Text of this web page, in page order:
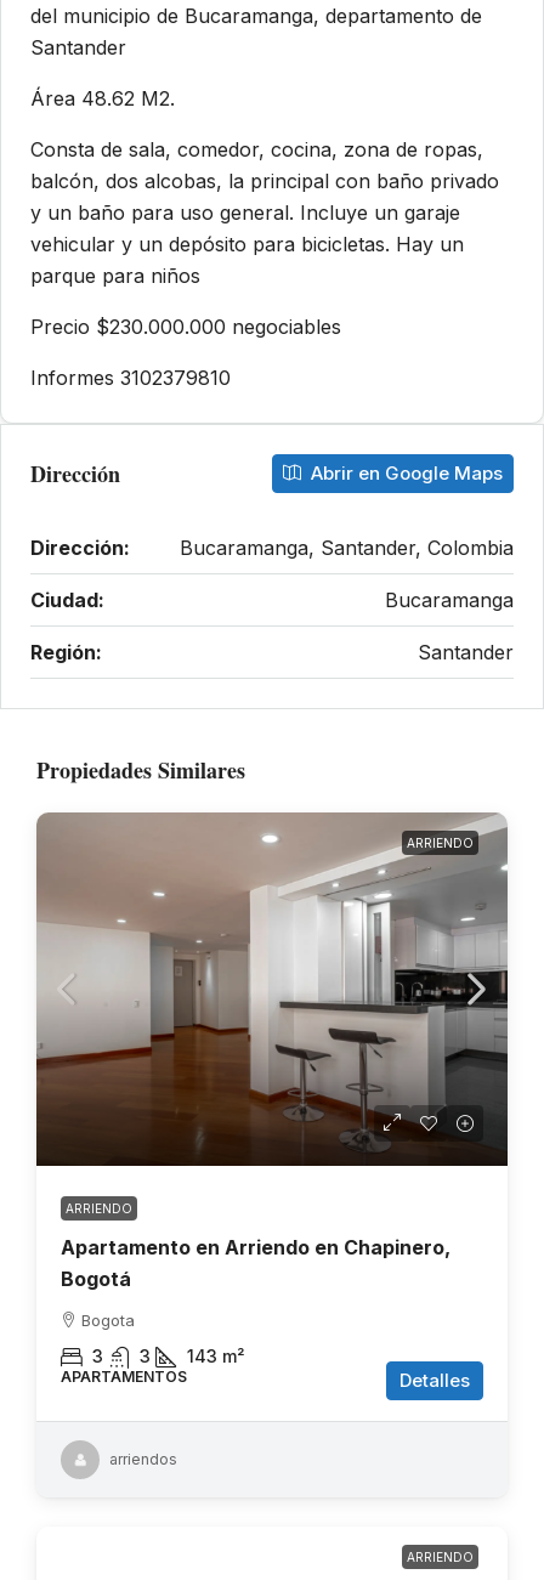
del municipio de Bucaramanga, departamento de
Santander
Área 48.62 M2.
Consta de sala, comedor, cocina, zona de ropas,
balcón, dos alcobas, la principal con baño privado
y un baño para uso general. Incluye un garaje
vehicular y un depósito para bicicletas. Hay un
parque para niños
Precio $230.000.000 negociables
Informes 3102379810
Dirección Abrir en Google Maps
Dirección: Bucaramanga, Santander, Colombia
Ciudad: Bucaramanga
Región: Santander
Propiedades Similares
ARRIENDO
ARRIENDO
Apartamento en Arriendo en Chapinero,
Bogotá
Bogota
3 3 143 m²
APARTAMENTOS Detalles
arriendos
ARRIENDO